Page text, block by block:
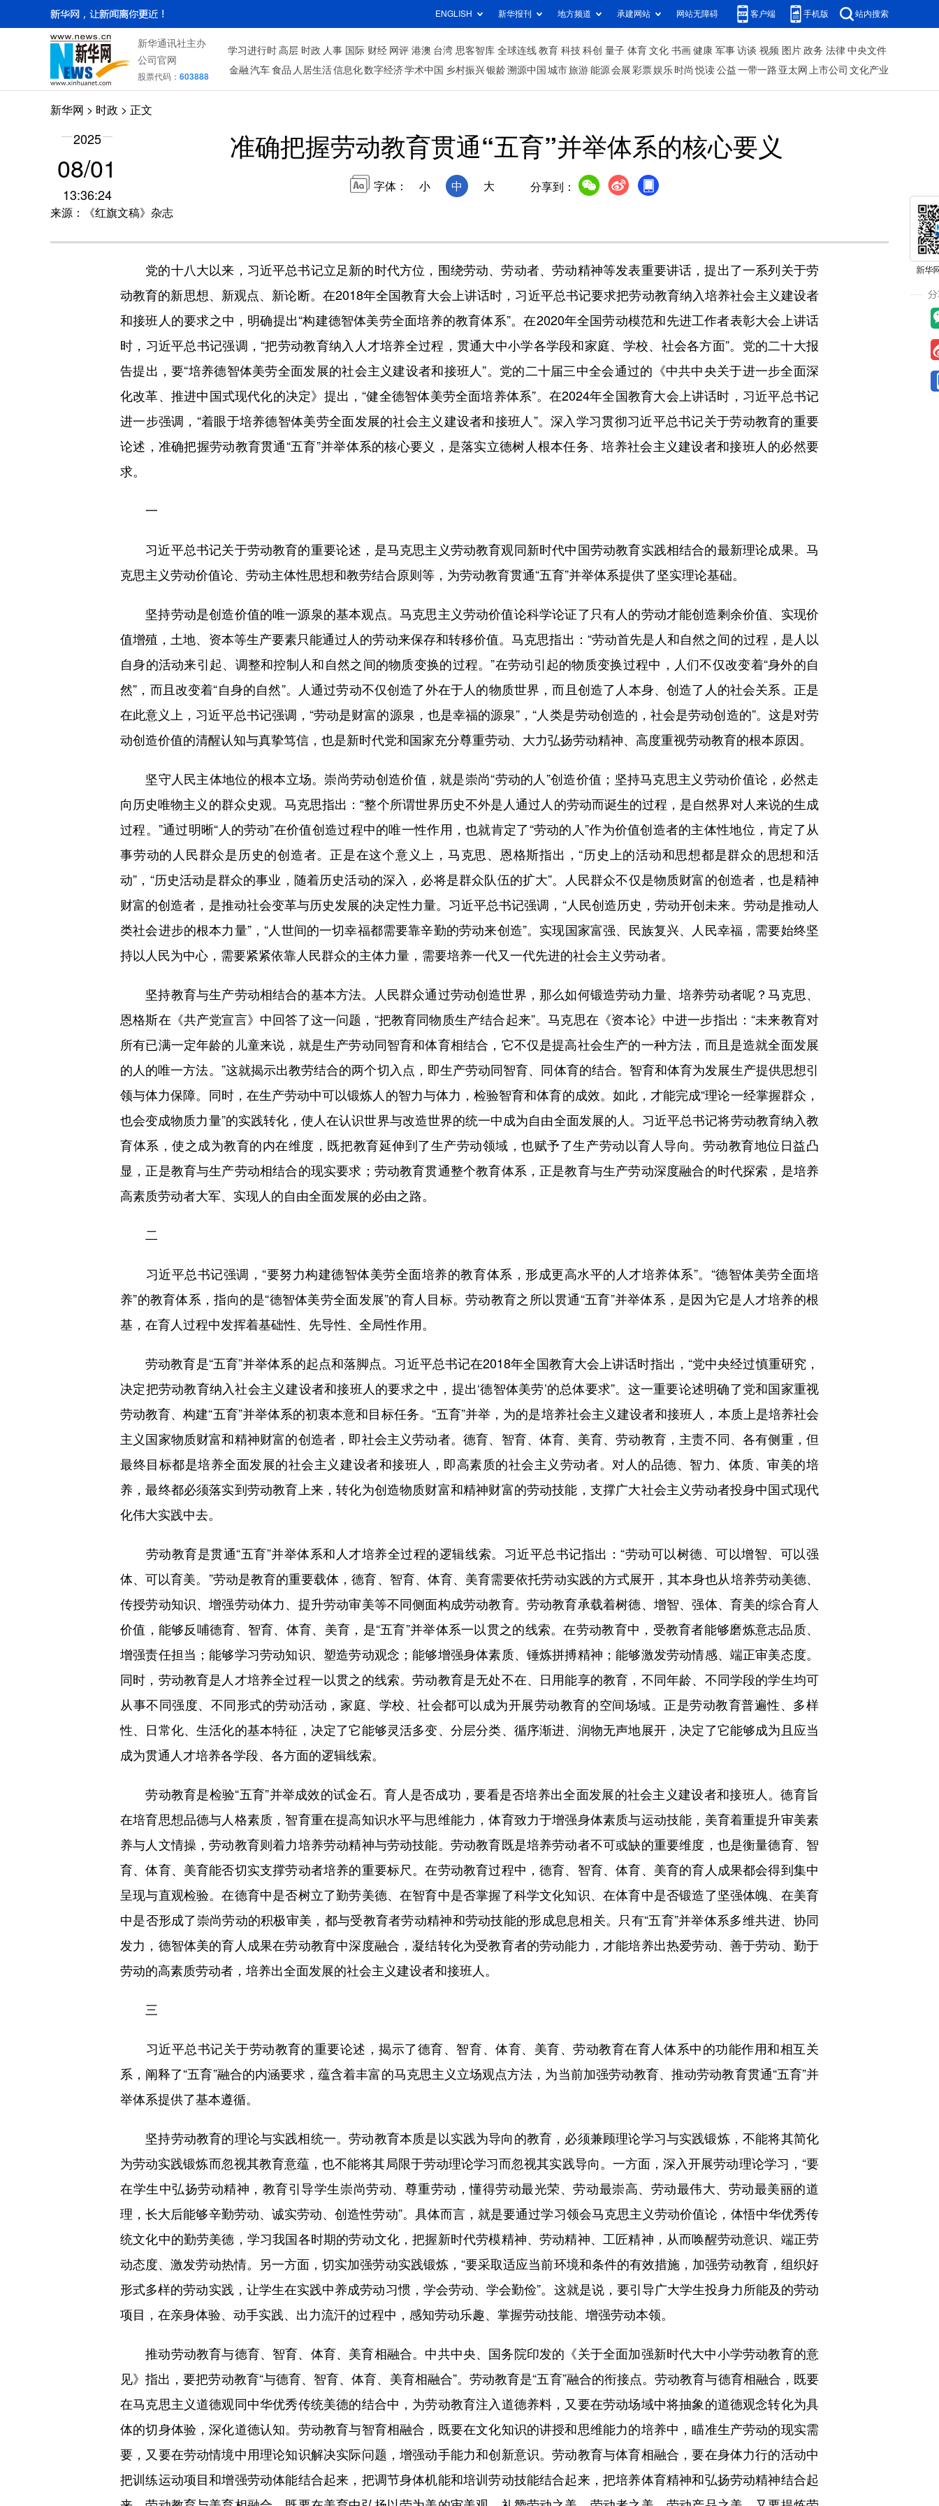
ENGLISH 新华报刊 地方频道 承建网站 网站无障碍 客户端 手机版 站内搜索
新华通讯社主办
公司官网
股票代码： 603888
学习进行时 高层 时政 人事 国际 财经 网评 港澳 台湾 思客智库 全球连线 教育 科技 科创 量子 体育 文化 书画 健康 军事 访谈 视频 图片 政务 法律 中央文件
金融 汽车 食品 人居生活信息化数字经济学术中国 乡村振兴银龄溯源中国 城市旅游 能源 会展 彩票娱乐 时尚 悦读 公益 一带一路 亚太网 上市公司 文化产业
新华网 > 时政 > 正文
2025
08/01
13:36:24
来源：《红旗文稿》杂志
准确把握劳动教育贯通“五育”并举体系的核心要义
字体： 小 中 大 分享到：
党的十八大以来，习近平总书记立足新的时代方位，围绕劳动、劳动者、劳动精神等发表重要讲话，提出了一系列关于劳
动教育的新思想、新观点、新论断。在2018年全国教育大会上讲话时，习近平总书记要求把劳动教育纳入培养社会主义建设者
和接班人的要求之中，明确提出“构建德智体美劳全面培养的教育体系”。在2020年全国劳动模范和先进工作者表彰大会上讲话
时，习近平总书记强调，“把劳动教育纳入人才培养全过程，贯通大中小学各学段和家庭、学校、社会各方面”。党的二十大报
告提出，要“培养德智体美劳全面发展的社会主义建设者和接班人”。党的二十届三中全会通过的《中共中央关于进一步全面深
化改革、推进中国式现代化的决定》提出，“健全德智体美劳全面培养体系”。在2024年全国教育大会上讲话时，习近平总书记
进一步强调，“着眼于培养德智体美劳全面发展的社会主义建设者和接班人”。深入学习贯彻习近平总书记关于劳动教育的重要
论述，准确把握劳动教育贯通“五育”并举体系的核心要义，是落实立德树人根本任务、培养社会主义建设者和接班人的必然要
求。
一
习近平总书记关于劳动教育的重要论述，是马克思主义劳动教育观同新时代中国劳动教育实践相结合的最新理论成果。马
克思主义劳动价值论、劳动主体性思想和教劳结合原则等，为劳动教育贯通“五育”并举体系提供了坚实理论基础。
坚持劳动是创造价值的唯一源泉的基本观点。马克思主义劳动价值论科学论证了只有人的劳动才能创造剩余价值、实现价
值增殖，土地、资本等生产要素只能通过人的劳动来保存和转移价值。马克思指出：“劳动首先是人和自然之间的过程，是人以
自身的活动来引起、调整和控制人和自然之间的物质变换的过程。”在劳动引起的物质变换过程中，人们不仅改变着“身外的自
然”，而且改变着“自身的自然”。人通过劳动不仅创造了外在于人的物质世界，而且创造了人本身、创造了人的社会关系。正是
在此意义上，习近平总书记强调，“劳动是财富的源泉，也是幸福的源泉”，“人类是劳动创造的，社会是劳动创造的”。这是对劳
动创造价值的清醒认知与真挚笃信，也是新时代党和国家充分尊重劳动、大力弘扬劳动精神、高度重视劳动教育的根本原因。
坚守人民主体地位的根本立场。崇尚劳动创造价值，就是崇尚“劳动的人”创造价值；坚持马克思主义劳动价值论，必然走
向历史唯物主义的群众史观。马克思指出：“整个所谓世界历史不外是人通过人的劳动而诞生的过程，是自然界对人来说的生成
过程。”通过明晰“人的劳动”在价值创造过程中的唯一性作用，也就肯定了“劳动的人”作为价值创造者的主体性地位，肯定了从
事劳动的人民群众是历史的创造者。正是在这个意义上，马克思、恩格斯指出，“历史上的活动和思想都是群众的思想和活
动”，“历史活动是群众的事业，随着历史活动的深入，必将是群众队伍的扩大”。人民群众不仅是物质财富的创造者，也是精神
财富的创造者，是推动社会变革与历史发展的决定性力量。习近平总书记强调，“人民创造历史，劳动开创未来。劳动是推动人
类社会进步的根本力量”，“人世间的一切幸福都需要靠辛勤的劳动来创造”。实现国家富强、民族复兴、人民幸福，需要始终坚
持以人民为中心，需要紧紧依靠人民群众的主体力量，需要培养一代又一代先进的社会主义劳动者。
坚持教育与生产劳动相结合的基本方法。人民群众通过劳动创造世界，那么如何锻造劳动力量、培养劳动者呢？马克思、
恩格斯在《共产党宣言》中回答了这一问题，“把教育同物质生产结合起来”。马克思在《资本论》中进一步指出：“未来教育对
所有已满一定年龄的儿童来说，就是生产劳动同智育和体育相结合，它不仅是提高社会生产的一种方法，而且是造就全面发展
的人的唯一方法。”这就揭示出教劳结合的两个切入点，即生产劳动同智育、同体育的结合。智育和体育为发展生产提供思想引
领与体力保障。同时，在生产劳动中可以锻炼人的智力与体力，检验智育和体育的成效。如此，才能完成“理论一经掌握群众，
也会变成物质力量”的实践转化，使人在认识世界与改造世界的统一中成为自由全面发展的人。习近平总书记将劳动教育纳入教
育体系，使之成为教育的内在维度，既把教育延伸到了生产劳动领域，也赋予了生产劳动以育人导向。劳动教育地位日益凸
显，正是教育与生产劳动相结合的现实要求；劳动教育贯通整个教育体系，正是教育与生产劳动深度融合的时代探索，是培养
高素质劳动者大军、实现人的自由全面发展的必由之路。
二
习近平总书记强调，“要努力构建德智体美劳全面培养的教育体系，形成更高水平的人才培养体系”。“德智体美劳全面培
养”的教育体系，指向的是“德智体美劳全面发展”的育人目标。劳动教育之所以贯通“五育”并举体系，是因为它是人才培养的根
基，在育人过程中发挥着基础性、先导性、全局性作用。
劳动教育是“五育”并举体系的起点和落脚点。习近平总书记在2018年全国教育大会上讲话时指出，“党中央经过慎重研究，
决定把劳动教育纳入社会主义建设者和接班人的要求之中，提出‘德智体美劳’的总体要求”。这一重要论述明确了党和国家重视
劳动教育、构建“五育”并举体系的初衷本意和目标任务。“五育”并举，为的是培养社会主义建设者和接班人，本质上是培养社会
主义国家物质财富和精神财富的创造者，即社会主义劳动者。德育、智育、体育、美育、劳动教育，主责不同、各有侧重，但
最终目标都是培养全面发展的社会主义建设者和接班人，即高素质的社会主义劳动者。对人的品德、智力、体质、审美的培
养，最终都必须落实到劳动教育上来，转化为创造物质财富和精神财富的劳动技能，支撑广大社会主义劳动者投身中国式现代
化伟大实践中去。
劳动教育是贯通“五育”并举体系和人才培养全过程的逻辑线索。习近平总书记指出：“劳动可以树德、可以增智、可以强
体、可以育美。”劳动是教育的重要载体，德育、智育、体育、美育需要依托劳动实践的方式展开，其本身也从培养劳动美德、
传授劳动知识、增强劳动体力、提升劳动审美等不同侧面构成劳动教育。劳动教育承载着树德、增智、强体、育美的综合育人
价值，能够反哺德育、智育、体育、美育，是“五育”并举体系一以贯之的线索。在劳动教育中，受教育者能够磨炼意志品质、
增强责任担当；能够学习劳动知识、塑造劳动观念；能够增强身体素质、锤炼拼搏精神；能够激发劳动情感、端正审美态度。
同时，劳动教育是人才培养全过程一以贯之的线索。劳动教育是无处不在、日用能享的教育，不同年龄、不同学段的学生均可
从事不同强度、不同形式的劳动活动，家庭、学校、社会都可以成为开展劳动教育的空间场域。正是劳动教育普遍性、多样
性、日常化、生活化的基本特征，决定了它能够灵活多变、分层分类、循序渐进、润物无声地展开，决定了它能够成为且应当
成为贯通人才培养各学段、各方面的逻辑线索。
劳动教育是检验“五育”并举成效的试金石。育人是否成功，要看是否培养出全面发展的社会主义建设者和接班人。德育旨
在培育思想品德与人格素质，智育重在提高知识水平与思维能力，体育致力于增强身体素质与运动技能，美育着重提升审美素
养与人文情操，劳动教育则着力培养劳动精神与劳动技能。劳动教育既是培养劳动者不可或缺的重要维度，也是衡量德育、智
育、体育、美育能否切实支撑劳动者培养的重要标尺。在劳动教育过程中，德育、智育、体育、美育的育人成果都会得到集中
呈现与直观检验。在德育中是否树立了勤劳美德、在智育中是否掌握了科学文化知识、在体育中是否锻造了坚强体魄、在美育
中是否形成了崇尚劳动的积极审美，都与受教育者劳动精神和劳动技能的形成息息相关。只有“五育”并举体系多维共进、协同
发力，德智体美的育人成果在劳动教育中深度融合，凝结转化为受教育者的劳动能力，才能培养出热爱劳动、善于劳动、勤于
劳动的高素质劳动者，培养出全面发展的社会主义建设者和接班人。
三
习近平总书记关于劳动教育的重要论述，揭示了德育、智育、体育、美育、劳动教育在育人体系中的功能作用和相互关
系，阐释了“五育”融合的内涵要求，蕴含着丰富的马克思主义立场观点方法，为当前加强劳动教育、推动劳动教育贯通“五育”并
举体系提供了基本遵循。
坚持劳动教育的理论与实践相统一。劳动教育本质是以实践为导向的教育，必须兼顾理论学习与实践锻炼，不能将其简化
为劳动实践锻炼而忽视其教育意蕴，也不能将其局限于劳动理论学习而忽视其实践导向。一方面，深入开展劳动理论学习，“要
在学生中弘扬劳动精神，教育引导学生崇尚劳动、尊重劳动，懂得劳动最光荣、劳动最崇高、劳动最伟大、劳动最美丽的道
理，长大后能够辛勤劳动、诚实劳动、创造性劳动”。具体而言，就是要通过学习领会马克思主义劳动价值论，体悟中华优秀传
统文化中的勤劳美德，学习我国各时期的劳动文化，把握新时代劳模精神、劳动精神、工匠精神，从而唤醒劳动意识、端正劳
动态度、激发劳动热情。另一方面，切实加强劳动实践锻炼，“要采取适应当前环境和条件的有效措施，加强劳动教育，组织好
形式多样的劳动实践，让学生在实践中养成劳动习惯，学会劳动、学会勤俭”。这就是说，要引导广大学生投身力所能及的劳动
项目，在亲身体验、动手实践、出力流汗的过程中，感知劳动乐趣、掌握劳动技能、增强劳动本领。
推动劳动教育与德育、智育、体育、美育相融合。中共中央、国务院印发的《关于全面加强新时代大中小学劳动教育的意
见》指出，要把劳动教育“与德育、智育、体育、美育相融合”。劳动教育是“五育”融合的衔接点。劳动教育与德育相融合，既要
在马克思主义道德观同中华优秀传统美德的结合中，为劳动教育注入道德养料，又要在劳动场域中将抽象的道德观念转化为具
体的切身体验，深化道德认知。劳动教育与智育相融合，既要在文化知识的讲授和思维能力的培养中，瞄准生产劳动的现实需
要，又要在劳动情境中用理论知识解决实际问题，增强动手能力和创新意识。劳动教育与体育相融合，要在身体力行的活动中
把训练运动项目和增强劳动体能结合起来，把调节身体机能和培训劳动技能结合起来，把培养体育精神和弘扬劳动精神结合起